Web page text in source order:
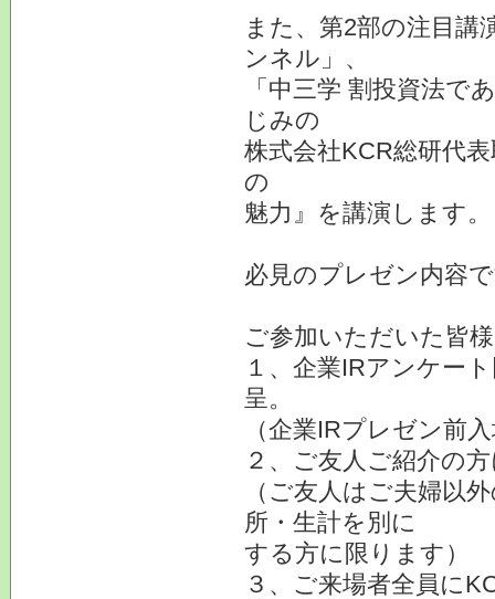
また、第2部の注目
ンネル」、
「中三学 割投資法で
じみの
株式会社KCR総研代
の
魅力』を講演します。
必見のプレゼン内容
ご参加いただいた皆
１、企業IRアンケー
呈。
（企業IRプレゼン前
２、ご友人ご紹介の
（ご友人はご夫婦以
所・生計を別に
する方に限ります）
３、ご来場者全員に